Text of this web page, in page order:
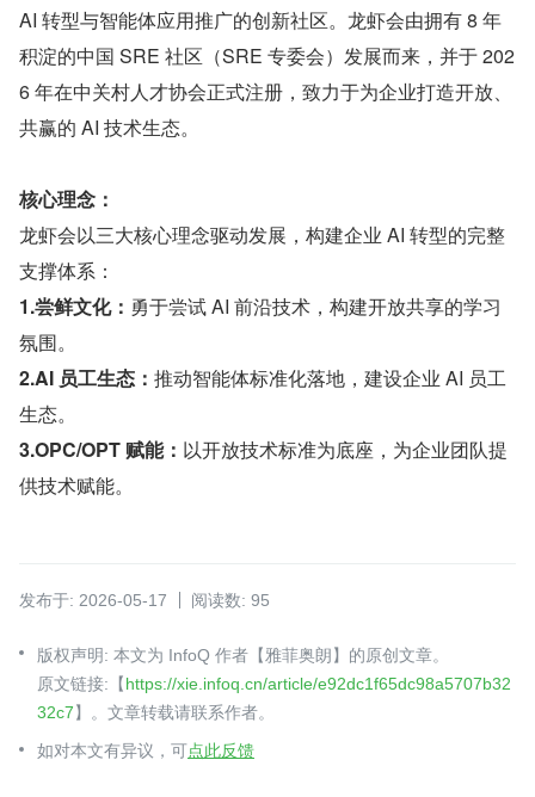
AI 转型与智能体应用推广的创新社区。龙虾会由拥有 8 年
积淀的中国 SRE 社区（SRE 专委会）发展而来，并于 202
6 年在中关村人才协会正式注册，致力于为企业打造开放、
共赢的 AI 技术生态。
核心理念：
龙虾会以三大核心理念驱动发展，构建企业 AI 转型的完整
支撑体系：
1.尝鲜文化： 勇于尝试 AI 前沿技术，构建开放共享的学习
氛围。
2.AI 员工生态： 推动智能体标准化落地，建设企业 AI 员工
生态。
3.OPC/OPT 赋能： 以开放技术标准为底座，为企业团队提
供技术赋能。
发布于: 2026-05-17 阅读数: 95
版权声明: 本文为 InfoQ 作者【雅菲奥朗】的原创文章。
原文链接:【https://xie.infoq.cn/article/e92dc1f65dc98a5707b32
32c7】。文章转载请联系作者。
如对本文有异议，可点此反馈